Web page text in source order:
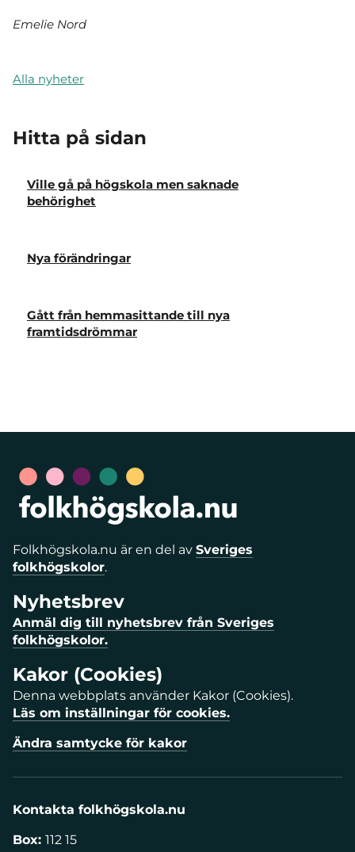
Emelie Nord
Alla nyheter
Hitta på sidan
Ville gå på högskola men saknade
behörighet
Nya förändringar
Gått från hemmasittande till nya
framtidsdrömmar
Folkhögskola.nu är en del av Sveriges
folkhögskolor.
Nyhetsbrev
Anmäl dig till nyhetsbrev från Sveriges
folkhögskolor.
Kakor (Cookies)
Denna webbplats använder Kakor (Cookies).
Läs om inställningar för cookies.
Ändra samtycke för kakor
Kontakta folkhögskola.nu
Box: 112 15